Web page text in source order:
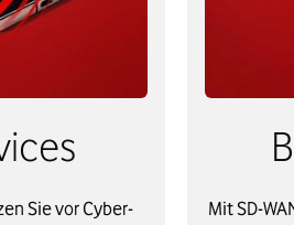
Sie vor Cyber-
Mit SD-